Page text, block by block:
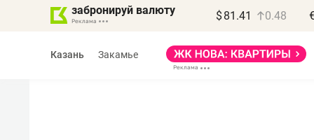
забронируй валюту $ 81.41 0.48
Казань Закамье